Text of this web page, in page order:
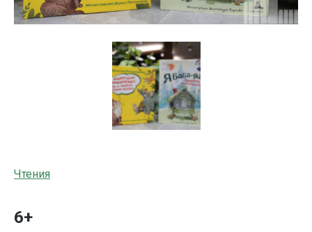
Чтения
6+